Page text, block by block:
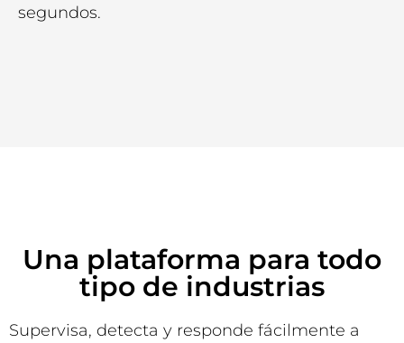
segundos.
Una plataforma para todo
tipo de industrias
Supervisa, detecta y responde fácilmente a